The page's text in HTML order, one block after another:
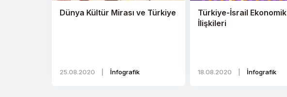
Dünya Kültür Mirası ve Türkiye
25.08.2020 İnfografik
Türkiye-İsrail Ekonomik
İlişkileri
18.08.2020 İnfografik